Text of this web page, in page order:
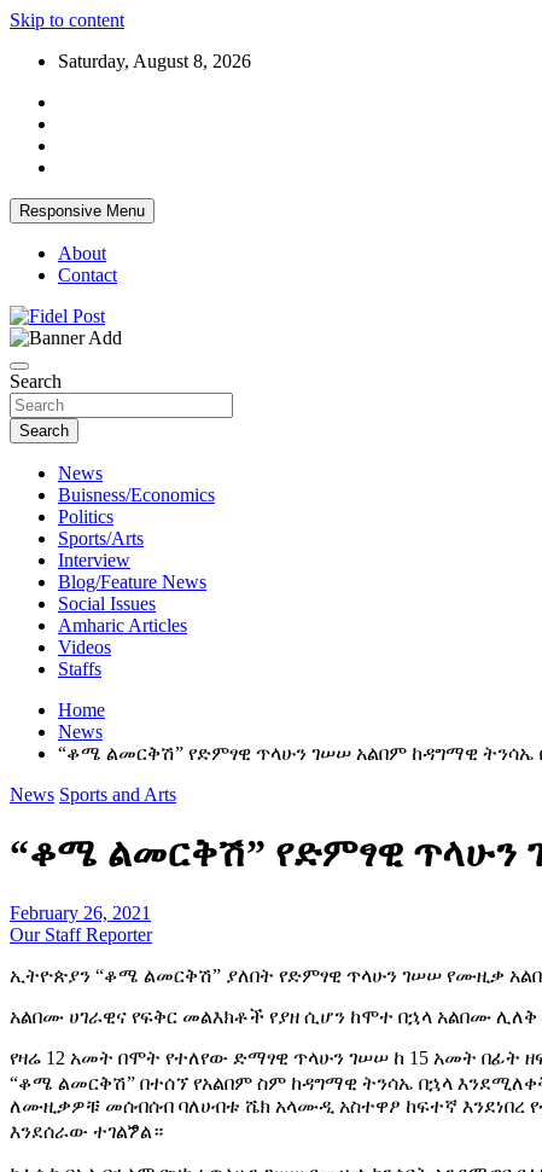
Skip to content
Saturday, August 8, 2026
Responsive Menu
About
Contact
Fidel Post
Search
Search
News
Buisness/Economics
Politics
Sports/Arts
Interview
Blog/Feature News
Social Issues
Amharic Articles
Videos
Staffs
Home
News
“ቆሜ ልመርቅሽ” የድምፃዊ ጥላሁን ገሠሠ አልበም ከዳግማዊ ትንሳኤ
News Sports and Arts
“ቆሜ ልመርቅሽ” የድምፃዊ ጥላሁን
February 26, 2021
Our Staff Reporter
ኢትዮጵያን “ቆሜ ልመርቅሽ” ያለበት የድምፃዊ ጥላሁን ገሠሠ የሙዚቃ
አልበሙ ሀገራዊና የፍቅር መልእክቶች የያዘ ሲሆን ከሞተ በኋላ አልበሙ
የዛሬ 12 አመት በሞት የተለየው ድማፃዊ ጥላሁን ገሠሠ ከ 15 አመት
“ቆሜ ልመርቅሽ” በተሰኘ የአልበም ስም ከዳግማዊ ትንሳኤ በኋላ
ለሙዚቃዎቹ መሰብሰብ ባለሀብቱ ሼክ አላሙዲ አስተዋፆ ከፍተኛ
እንደሰራው ተገልፇል።